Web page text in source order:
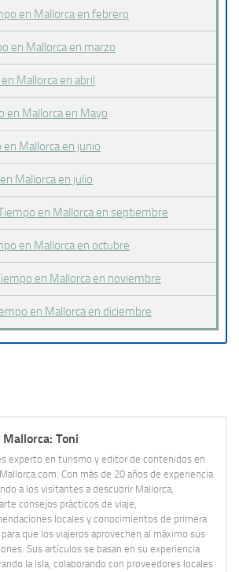
en Mallorca en febrero
en Mallorca en marzo
Mallorca en abril
en Mallorca en Mayo
Mallorca en junio
Mallorca en julio
en Mallorca en septiembre
en Mallorca en octubre
en Mallorca en noviembre
en Mallorca en diciembre
Mallorca: Toni
experto en turismo y editor de contenidos en
Con más de 20 años de experiencia
a los visitantes a descubrir Mallorca,
consejos prácticos de viaje,
locales y conocimientos de primera
que los viajeros aprovechen al máximo sus
Sus artículos se basan en su experiencia
la isla, colaborando con proveedores locales